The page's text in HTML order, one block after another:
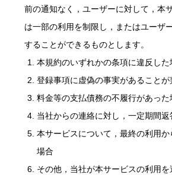
前の通知なく，ユーザーに対して，本
は一部の利用を制限し，またはユーザ
することができるものとします。
本規約のいずれかの条項に違反した
登録事項に虚偽の事実があることが
料金等の支払債務の不履行があった
当社からの連絡に対し，一定期間返
本サービスについて，最終の利用
場合
その他，当社が本サービスの利用